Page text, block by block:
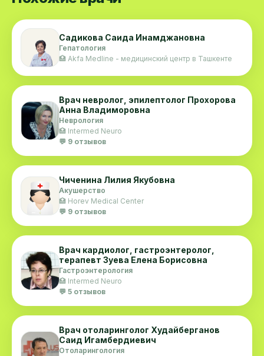
Садикова Саида Инамджановна
Гепатология
🏥 Akfa Medline - медицинский центр в Ташкенте
Врач невролог, эпилептолог Прохорова
Анна Владиморовна
Неврология
🏥 Intermed Neuro
💬 9 отзывов
Чиченина Лилия Якубовна
Акушерство
🏥 Horev Medical Center
💬 9 отзывов
Врач кардиолог, гастроэнтеролог,
терапевт Зуева Елена Борисовна
Гастроэнтерология
🏥 Intermed Neuro
💬 5 отзывов
Врач отоларинголог Худайберганов
Саид Игамбердиевич
Отоларингология